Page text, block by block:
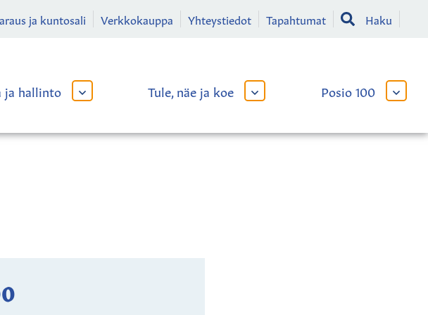
ja kuntosali Verkkokauppa Yhteystiedot Tapahtumat Haku
ja hallinto
AVAA
ALAVALIKKO
Tule, näe ja koe
AVAA
ALAVALIKKO
Posio 100
AVAA